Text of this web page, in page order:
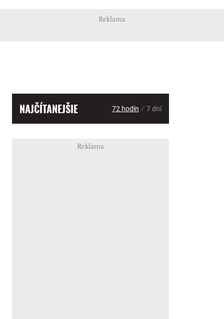
Reklama
NAJČÍTANEJŠIE 72 hodín / 7 dní
Reklama